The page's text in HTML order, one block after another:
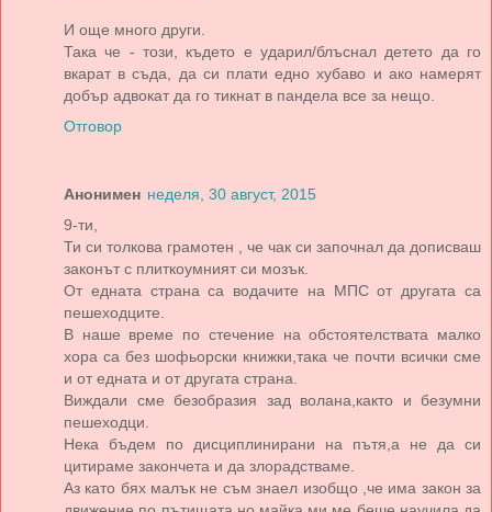
И още много други.
Така че - този, където е ударил/блъснал детето да го
вкарат в съда, да си плати едно хубаво и ако намерят
добър адвокат да го тикнат в пандела все за нещо.
Отговор
Анонимен неделя, 30 август, 2015
9-ти,
Ти си толкова грамотен , че чак си започнал да дописваш
законът с плиткоумният си мозък.
От едната страна са водачите на МПС от другата са
пешеходците.
В наше време по стечение на обстоятелствата малко
хора са без шофьорски книжки,така че почти всички сме
и от едната и от другата страна.
Виждали сме безобразия зад волана,както и безумни
пешеходци.
Нека бъдем по дисциплинирани на пътя,а не да си
цитираме закончета и да злорадстваме.
Аз като бях малък не съм знаел изобщо ,че има закон за